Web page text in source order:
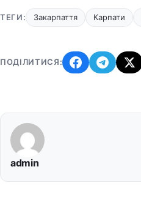
ТЕГИ: Закарпаття Карпати
ПОДІЛИТИСЯ:
admin